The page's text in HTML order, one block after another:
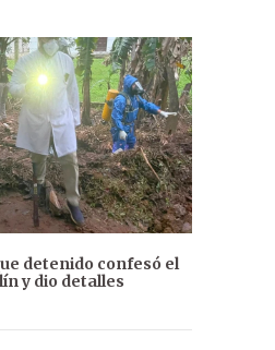
detenido confesó el
y dio detalles